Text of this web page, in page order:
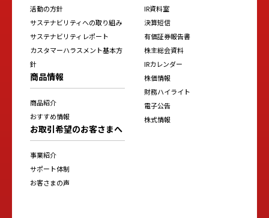
活動の方針
サステナビリティへの取り組み
サステナビリティレポート
カスタマーハラスメント基本方
針
商品情報
商品紹介
おすすめ情報
お取引希望のお客さまへ
事業紹介
サポート体制
お客さまの声
IR資料室
決算短信
有価証券報告書
株主総会資料
IRカレンダー
株価情報
財務ハイライト
電子公告
株式情報